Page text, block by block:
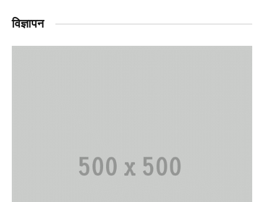
विज्ञापन